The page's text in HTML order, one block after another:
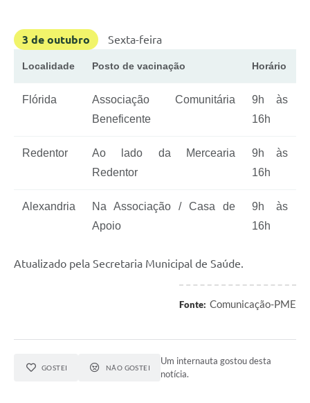
3 de outubro Sexta-feira
Localidade Posto de vacinação Horário
Flórida
Associação Comunitária
Beneficente
9h às
16h
Redentor
Ao lado da Mercearia
Redentor
9h às
16h
Alexandria
Na Associação / Casa de
Apoio
9h às
16h
Atualizado pela Secretaria Municipal de Saúde.
Fonte: Comunicação-PME
GOSTEI NÃO GOSTEI
Um internauta gostou desta
notícia.